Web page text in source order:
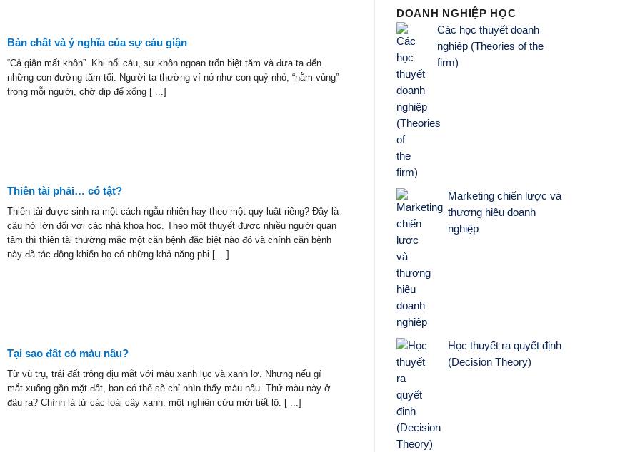
Bản chất và ý nghĩa của sự cáu giận
“Cả giận mất khôn”. Khi nổi cáu, sự khôn ngoan trốn biệt tăm và đưa ta đến
những con đường tăm tối. Người ta thường ví nó như con quỷ nhỏ, “nằm vùng”
trong mỗi người, chờ dịp để xổng [ ...]
Thiên tài phải… có tật?
Thiên tài được sinh ra một cách ngẫu nhiên hay theo một quy luật riêng? Đây là
câu hỏi lớn đối với các nhà khoa học. Theo một thuyết được nhiều người quan
tâm thì thiên tài thường mắc một căn bệnh đặc biệt nào đó và chính căn bệnh
này đã tác động khiến họ có những khả năng phi [ ...]
Tại sao đất có màu nâu?
Từ vũ trụ, trái đất trông dịu mắt với màu xanh lục và xanh lơ. Nhưng nếu gí
mắt xuống gần mặt đất, bạn có thể sẽ chỉ nhìn thấy màu nâu. Thứ màu này ở
đâu ra? Chính là từ các loài cây xanh, một nghiên cứu mới tiết lộ. [ ...]
DOANH NGHIỆP HỌC
Các học thuyết doanh
nghiệp (Theories of the
firm)
Marketing chiến lược và
thương hiệu doanh
nghiệp
Học thuyết ra quyết định
(Decision Theory)